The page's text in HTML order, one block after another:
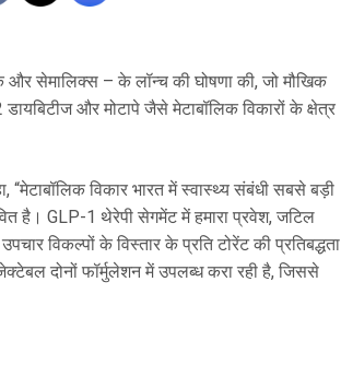
और सेमालिक्स – के लॉन्च की घोषणा की, जो मौखिक
और मोटापे जैसे मेटाबॉलिक विकारों के क्षेत्र
विकार भारत में स्वास्थ्य संबंधी सबसे बड़ी
है। GLP-1 थेरेपी सेगमेंट में हमारा प्रवेश, जटिल
विकल्पों के विस्तार के प्रति टोरेंट की प्रतिबद्धता
दोनों फॉर्मुलेशन में उपलब्ध करा रही है, जिससे